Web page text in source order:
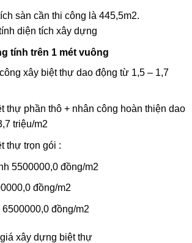
sàn cần thi công là 445,5m2.
diện tích xây dựng
tính trên 1 mét vuông
xây biệt thự dao động từ 1,5 – 1,7
thự phần thô + nhân công hoàn thiện dao
triệu/m2
thự trọn gói :
5500000,0 đồng/m2
đồng/m2
đồng/m2
xây dựng biệt thự